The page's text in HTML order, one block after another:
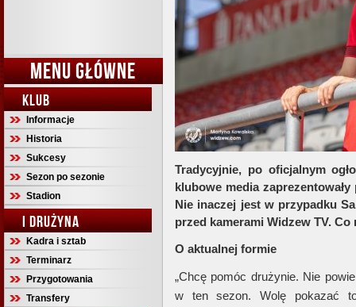
MENU GŁÓWNE
KLUB
Informacje
Historia
Sukcesy
Sezon po sezonie
Stadion
I DRUŻYNA
Kadra i sztab
Terminarz
Przygotowania
Transfery
Tradycyjnie, po oficjalnym
klubowe media
Nie inaczej jest w przypadku
przed kamerami Widzew TV.
O aktualnej formie
„Chcę pomóc drużynie. Nie
w ten sezon. Wolę pokazać